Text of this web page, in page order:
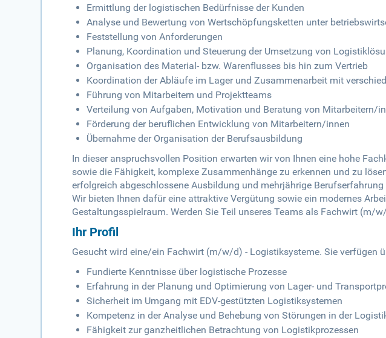
Ermittlung der logistischen Bedürfnisse der Kunden
Analyse und Bewertung von Wertschöpfungsketten unter
Feststellung von Anforderungen
Planung, Koordination und Steuerung der Umsetzung von
Organisation des Material- bzw. Warenflusses bis hin zum Vertrieb
Koordination der Abläufe im Lager und Zusammenarbeit mit
Führung von Mitarbeitern und Projektteams
Verteilung von Aufgaben, Motivation und Beratung von Mitarbeitern/
Förderung der beruflichen Entwicklung von Mitarbeitern/innen
Übernahme der Organisation der Berufsausbildung
In dieser anspruchsvollen Position erwarten wir von Ihnen eine hohe
sowie die Fähigkeit, komplexe Zusammenhänge zu erkennen und zu
erfolgreich abgeschlossene Ausbildung und mehrjährige
Wir bieten Ihnen dafür eine attraktive Vergütung sowie ein modernes
Gestaltungsspielraum. Werden Sie Teil unseres Teams als Fachwirt (m/
Ihr Profil
Gesucht wird eine/ein Fachwirt (m/w/d) - Logistiksysteme. Sie verfügen
Fundierte Kenntnisse über logistische Prozesse
Erfahrung in der Planung und Optimierung von Lager- und
Sicherheit im Umgang mit EDV-gestützten Logistiksystemen
Kompetenz in der Analyse und Behebung von Störungen in der
Fähigkeit zur ganzheitlichen Betrachtung von Logistikprozessen